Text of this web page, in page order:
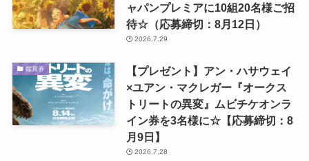
ャパンプレミアに10組20名様ご招
待☆（応募締切：8月12日）
2026.7.29
鑑賞券
【プレゼント】アン・ハサウェイ
×ユアン・マクレガー『オークス
トリートの異変』ムビチケオンラ
イン券を3名様に☆【応募締切：8
月9日】
2026.7.28